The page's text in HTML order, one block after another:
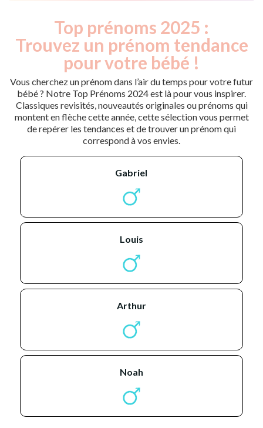
Top prénoms 2025 :
Trouvez un prénom tendance
pour votre bébé !
Vous cherchez un prénom dans l’air du temps pour votre futur
bébé ? Notre Top Prénoms 2024 est là pour vous inspirer.
Classiques revisités, nouveautés originales ou prénoms qui
montent en flèche cette année, cette sélection vous permet
de repérer les tendances et de trouver un prénom qui
correspond à vos envies.
gabriel
louis
arthur
noah